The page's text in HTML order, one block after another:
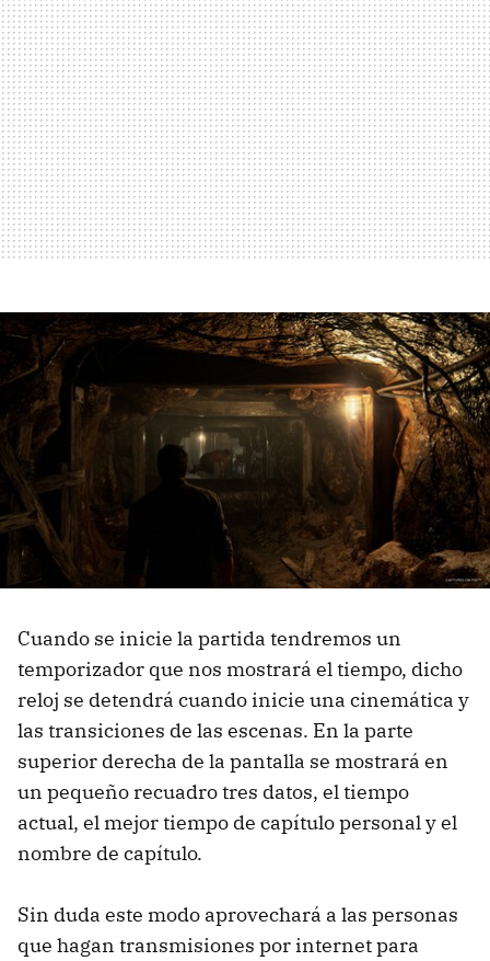
Cuando se inicie la partida tendremos un
temporizador que nos mostrará el tiempo, dicho
reloj se detendrá cuando inicie una cinemática y
las transiciones de las escenas. En la parte
superior derecha de la pantalla se mostrará en
un pequeño recuadro tres datos, el tiempo
actual, el mejor tiempo de capítulo personal y el
nombre de capítulo.
Sin duda este modo aprovechará a las personas
que hagan transmisiones por internet para